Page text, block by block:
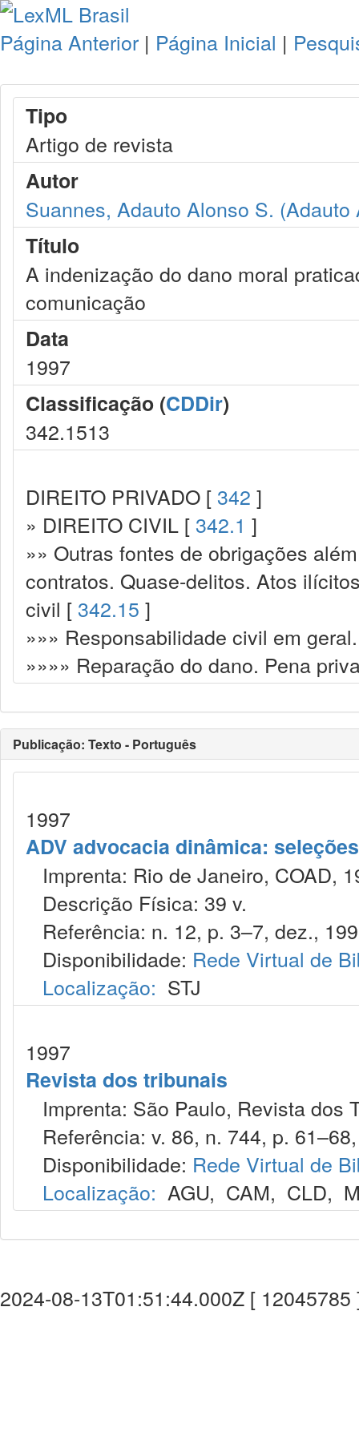
Página Anterior | Página Inicial |
Tipo
Artigo de revista
Autor
Suannes, Adauto Alonso S.
Título
A indenização do dano moral
comunicação
Data
1997
Classificação (CDDir)
342.1513
DIREITO PRIVADO [ 342 ]
» DIREITO CIVIL [ 342.1 ]
»» Outras fontes de obrigações
contratos. Quase-delitos. Atos
civil [ 342.15 ]
»»» Responsabilidade civil em
»»»» Reparação do dano. Pena
Publicação: Texto - Português
1997
ADV advocacia dinâmica:
Imprenta: Rio de Janeiro, COAD,
Descrição Física: 39 v.
Referência: n. 12, p. 3–7, dez.,
Disponibilidade: Rede Virtual de
Localização: STJ
1997
Revista dos tribunais
Imprenta: São Paulo, Revista dos
Referência: v. 86, n. 744, p.
Disponibilidade: Rede Virtual de
Localização: AGU, CAM, CLD,
2024-08-13T01:51:44.000Z [ 12045785